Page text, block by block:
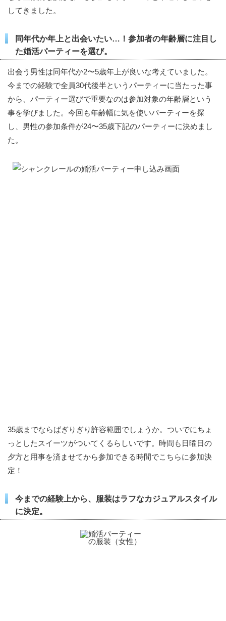
してきました。
同年代か年上と出会いたい…！参加者の年齢層に注目し
た婚活パーティーを選び。
出会う男性は同年代か2〜5歳年上が良いな考えていました。
今までの経験で全員30代後半というパーティーに当たった事
から、パーティー選びで重要なのは参加対象の年齢層という
事を学びました。今回も年齢幅に気を使いパーティーを探
し、男性の参加条件が24〜35歳下記のパーティーに決めまし
た。
35歳までならばぎりぎり許容範囲でしょうか。ついでにちょ
っとしたスイーツがついてくるらしいです。時間も日曜日の
夕方と用事を済ませてから参加できる時間でこちらに参加決
定！
今までの経験上から、服装はラフなカジュアルスタイル
に決定。